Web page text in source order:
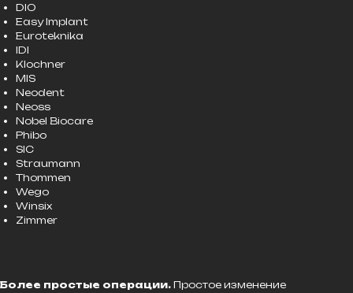
DIO
Easy Implant
Euroteknika
IDI
Klochner
MIS
Neodent
Neoss
Nobel Biocare
Phibo
SIC
Straumann
Thommen
Wego
Winsix
Zimmer
Более простые операции. Простое изменение